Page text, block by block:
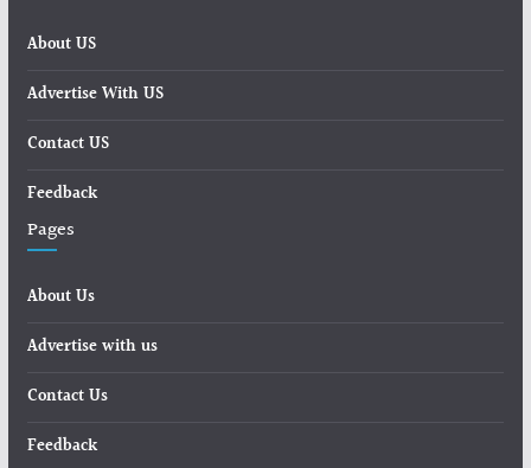
About US
Advertise With US
Contact US
Feedback
Pages
About Us
Advertise with us
Contact Us
Feedback